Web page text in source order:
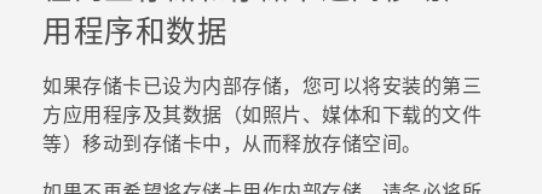
用程序和数据
如果存储卡已设为内部存储，您可以将安装的第三
方应用程序及其数据（如照片、媒体和下载的文件
等）移动到存储卡中，从而释放存储空间。